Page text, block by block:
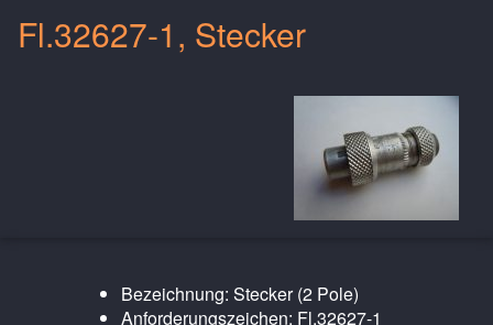
Fl.32627-1, Stecker
Bezeichnung: Stecker (2 Pole)
Anforderungszeichen: Fl.32627-1